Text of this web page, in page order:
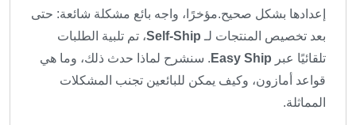
إعدادها بشكل صحيح.مؤخرًا، واجه بائع مشكلة شائعة: حتى
بعد تخصيص المنتجات لـ Self-Ship، تم تلبية الطلبات
تلقائيًا عبر Easy Ship . سنشرح لماذا حدث ذلك، وما هي
قواعد أمازون، وكيف يمكن للبائعين تجنب المشكلات
المماثلة.